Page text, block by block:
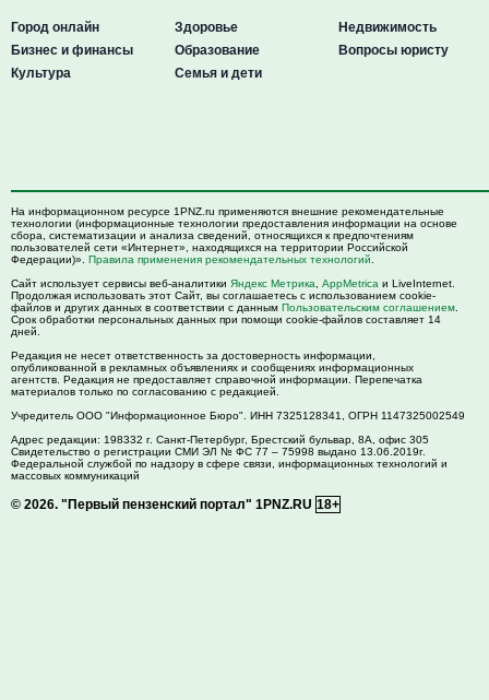
Город онлайн
Бизнес и финансы
Культура
Здоровье
Образование
Семья и дети
Недвижимость
Вопросы юристу
На информационном ресурсе 1PNZ.ru применяются внешние рекомендательные
технологии (информационные технологии предоставления информации на основе
сбора, систематизации и анализа сведений, относящихся к предпочтениям
пользователей сети «Интернет», находящихся на территории Российской
Федерации)». Правила применения рекомендательных технологий
Сайт использует сервисы веб-аналитики Яндекс Метрика AppMetrica и LiveInternet.
Продолжая использовать этот Сайт, вы соглашаетесь с использованием cookie-
файлов и других данных в соответствии с данным Пользовательским соглашением
Срок обработки персональных данных при помощи cookie-файлов составляет 14
дней.
Редакция не несет ответственность за достоверность информации,
опубликованной в рекламных объявлениях и сообщениях информационных
агентств. Редакция не предоставляет справочной информации. Перепечатка
материалов только по согласованию с редакцией.
Учредитель ООО "Информационное Бюро". ИНН 7325128341, ОГРН 1147325002549
Адрес редакции: 198332 г. Санкт-Петербург, Брестский бульвар, 8А, офис 305
Свидетельство о регистрации СМИ ЭЛ № ФС 77 – 75998 выдано 13.06.2019г.
Федеральной службой по надзору в сфере связи, информационных технологий и
массовых коммуникаций
© 2026. "Первый пензенский портал" 1PNZ.RU 18+